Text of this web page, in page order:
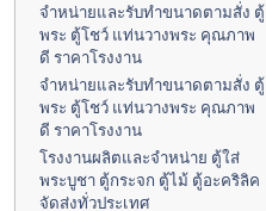
จำหน่ายและรับทำขนาดตามสั่ง ตู้
พระ ตู้โชว์ แท่นวางพระ คุณภาพ
ดี ราคาโรงงาน
จำหน่ายและรับทำขนาดตามสั่ง ตู้
พระ ตู้โชว์ แท่นวางพระ คุณภาพ
ดี ราคาโรงงาน
โรงงานผลิตและจำหน่าย ตู้ใส่
พระบูชา ตู้กระจก ตู้ไม้ ตู้อะคริลิค
จัดส่งทั่วประเทศ